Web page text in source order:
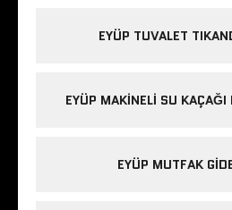
EYÜP TUVALET
EYÜP MAKINELI SU KAÇAĞI
EYÜP MUTFAK